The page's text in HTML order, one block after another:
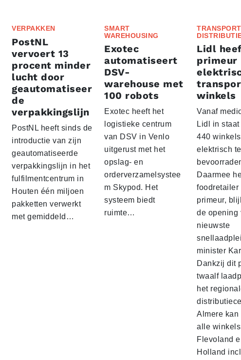
VERPAKKEN
PostNL
vervoert 13
procent minder
lucht door
geautomatiseer
de
verpakkingslijn
PostNL heeft sinds de
introductie van zijn
geautomatiseerde
verpakkingslijn in het
fulfilmentcentrum in
Houten één miljoen
pakketten verwerkt
met gemiddeld…
SMART
WAREHOUSING
Exotec
automatiseert
DSV-
warehouse met
100 robots
Exotec heeft het
logistieke centrum
van DSV in Venlo
uitgerust met het
opslag- en
orderverzamelsystee
m Skypod. Het
systeem biedt
ruimte…
Lidl
primeur
winkels
Vanaf
Lidl in
440 winkels
elektrisch te
Daarmee
foodretailer
primeur,
de opening
nieuwste
minister
Dankzij dit
twaalf
het
Almere
alle
Flevoland
Holland